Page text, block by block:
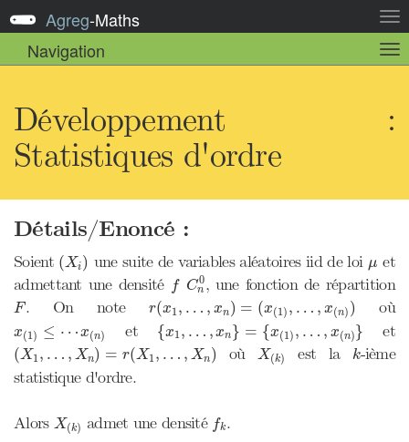
la
Agreg-Maths
Navigation
la
Développement :
Statistiques d'ordre
Détails/Enoncé :
Soient (Xi)
( Xi ) une suite de variables aléatoires iid de loi μ
μ et
admettant une densité f C0
n
Cn, une fonction de répartition
F
F. On noter(x1 , … , xn) = (x(1) , … , x(n) )
( = 1 où
x(1) ≤ ⋯ x(n)
x ≤⋯ n et {x1, … , xn} = {x(1) , … , x(n)}
{ = (1 ) ,… } et
(X1 , … , Xn) = r(X1 , … , Xn)
( X1 n)= 1 ,… X où X(k)
X( k est la k
k-ième
statistique d'ordre.
Alors X(k)
X( admet une densité fk
fk .